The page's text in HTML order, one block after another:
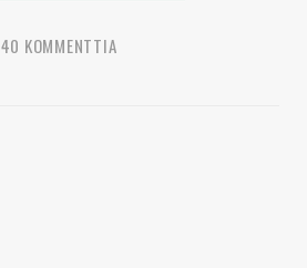
40 KOMMENTTIA